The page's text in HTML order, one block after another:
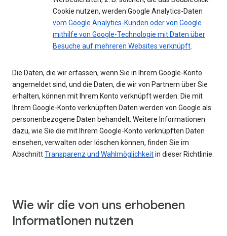
Cookie nutzen, werden Google Analytics-Daten
vom Google Analytics-Kunden oder von Google
mithilfe von Google-Technologie mit Daten über
Besuche auf mehreren Websites verknüpft.
Die Daten, die wir erfassen, wenn Sie in Ihrem Google-Konto
angemeldet sind, und die Daten, die wir von Partnern über Sie
erhalten, können mit Ihrem Konto verknüpft werden. Die mit
Ihrem Google-Konto verknüpften Daten werden von Google als
personenbezogene Daten behandelt. Weitere Informationen
dazu, wie Sie die mit Ihrem Google-Konto verknüpften Daten
einsehen, verwalten oder löschen können, finden Sie im
AbschnittTransparenz und Wahlmöglichkeitin dieser Richtlinie.
Wie wir die von uns erhobenen
Informationen nutzen